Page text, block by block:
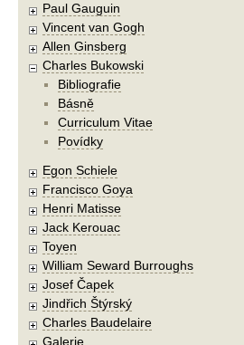
Paul Gauguin
Vincent van Gogh
Allen Ginsberg
Charles Bukowski
Bibliografie
Básně
Curriculum Vitae
Povídky
Egon Schiele
Francisco Goya
Henri Matisse
Jack Kerouac
Toyen
William Seward Burroughs
Josef Čapek
Jindřich Štýrský
Charles Baudelaire
Galerie